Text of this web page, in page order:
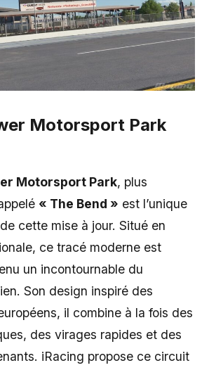
Motorsport Park
Motorsport Park, plus
« The Bend » est l’unique
cette mise à jour. Situé en
ce tracé moderne est
un incontournable du
Son design inspiré des
il combine à la fois des
des virages rapides et des
iRacing propose ce circuit